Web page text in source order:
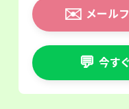
✉️ メール
💬 今す